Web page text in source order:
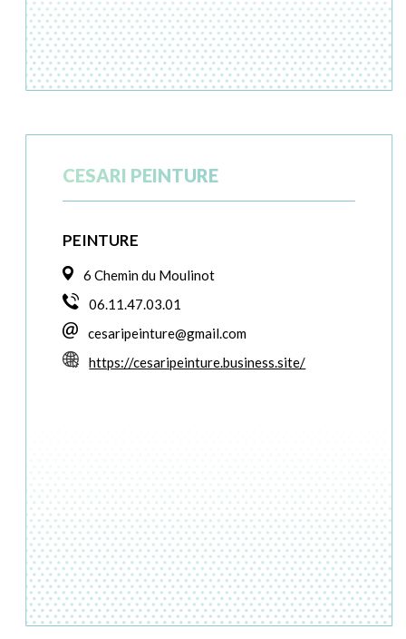
CESARI PEINTURE
PEINTURE
6 Chemin du Moulinot
06.11.47.03.01
cesaripeinture@gmail.com
https://cesaripeinture.business.site/